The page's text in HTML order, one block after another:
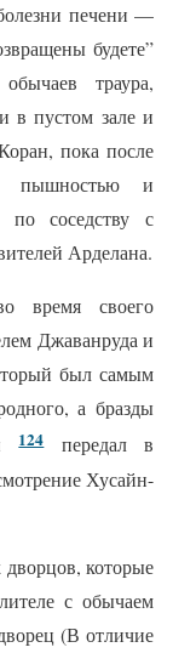
печени —
будете”
траура,
в пустом зале и
пока после
пышностью и
по соседству с
Арделана.
время своего
Джаванруда и
был самым
а бразды
124передал в
Хусайн-
которые
с обычаем
(В отличие